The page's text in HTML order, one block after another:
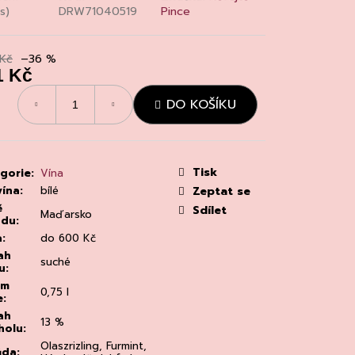
DRW71040519
Pince
–36 %
Kč
DO KOŠÍKU
: Vína
:
bílé
:
Maďarsko
:
do 600 Kč
:
suché
:
0,75 l
:
13 %
:
Olaszrizling, Furmint,
Tisk
Zeptat se
Sdílet
'ALZIPRATU